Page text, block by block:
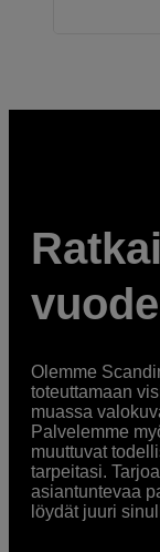
Olemme
toteuttamaan
muassa
Palvelemme
muuttuvat
tarpeitasi.
asiantuntevaa
löydät juuri